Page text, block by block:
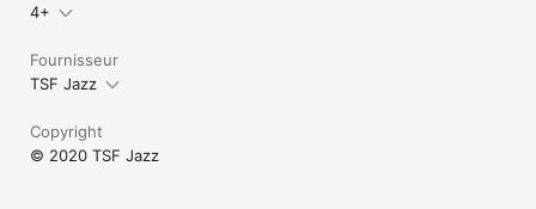
4+
Fournisseur
TSF Jazz
Copyright
© 2020 TSF Jazz